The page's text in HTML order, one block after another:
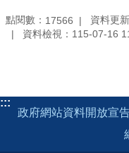
點閱數： 17566
資料更
資料檢視：115-07-16
:::
政府網站資料開放宣